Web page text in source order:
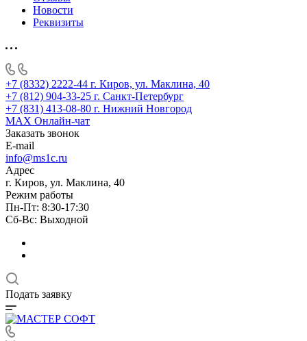
Новости
Реквизиты
+7 (8332) 2222-44 г. Киров, ул. Маклина, 40
+7 (812) 904-33-25 г. Санкт-Петербург
+7 (831) 413-08-80 г. Нижний Новгород
MAX Онлайн-чат
Заказать звонок
E-mail
info@ms1c.ru
Адрес
г. Киров, ул. Маклина, 40
Режим работы
Пн-Пт: 8:30-17:30
Cб-Вс: Выходной
Подать заявку